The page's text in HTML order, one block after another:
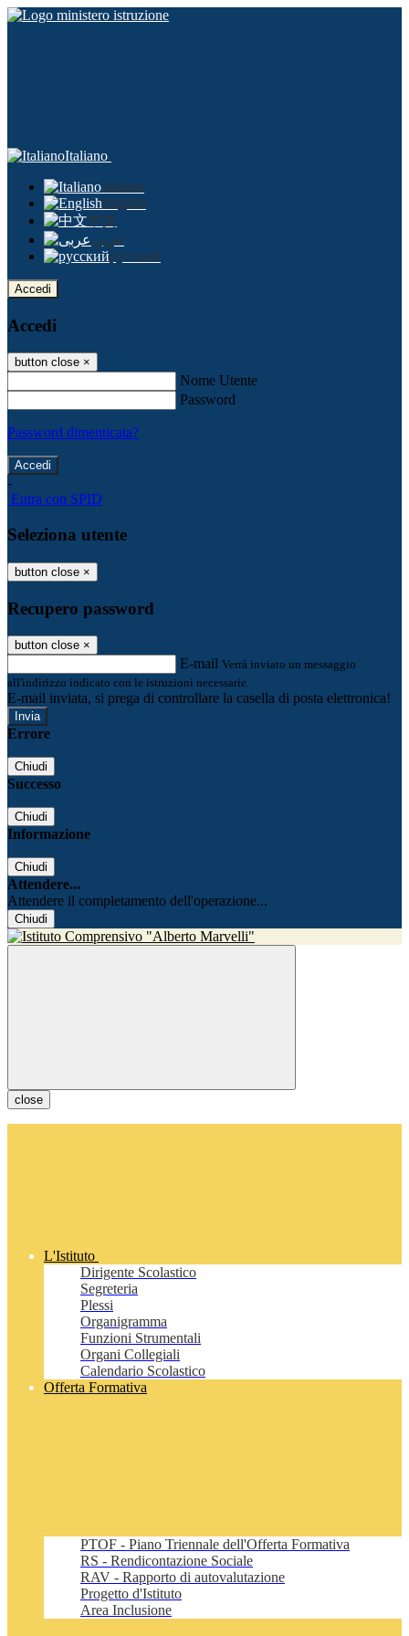
Italiano
Italiano
English
中文
عربى
русский
Accedi
Accedi
button close ×
Nome Utente
Password
Password dimenticata?
-
Entra con SPID
Seleziona utente
button close ×
Recupero password
button close ×
E-mail Verrà inviato un messaggio
all'indirizzo indicato con le istruzioni necessarie.
E-mail inviata, si prega di controllare la casella di posta elettronica!
Errore
Chiudi
Successo
Chiudi
Informazione
Chiudi
Attendere...
Attendere il completamento dell'operazione...
Chiudi
close
L'Istituto
Dirigente Scolastico
Segreteria
Plessi
Organigramma
Funzioni Strumentali
Organi Collegiali
Calendario Scolastico
Offerta Formativa
PTOF - Piano Triennale dell'Offerta Formativa
RS - Rendicontazione Sociale
RAV - Rapporto di autovalutazione
Progetto d'Istituto
Area Inclusione